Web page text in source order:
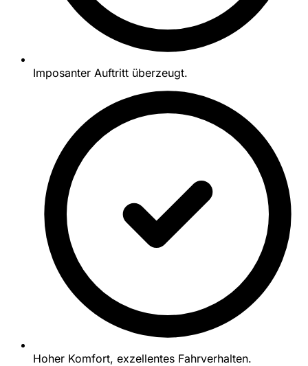
Imposanter Auftritt überzeugt.
Hoher Komfort, exzellentes Fahrverhalten.